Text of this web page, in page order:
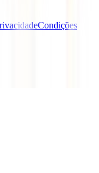
Condições